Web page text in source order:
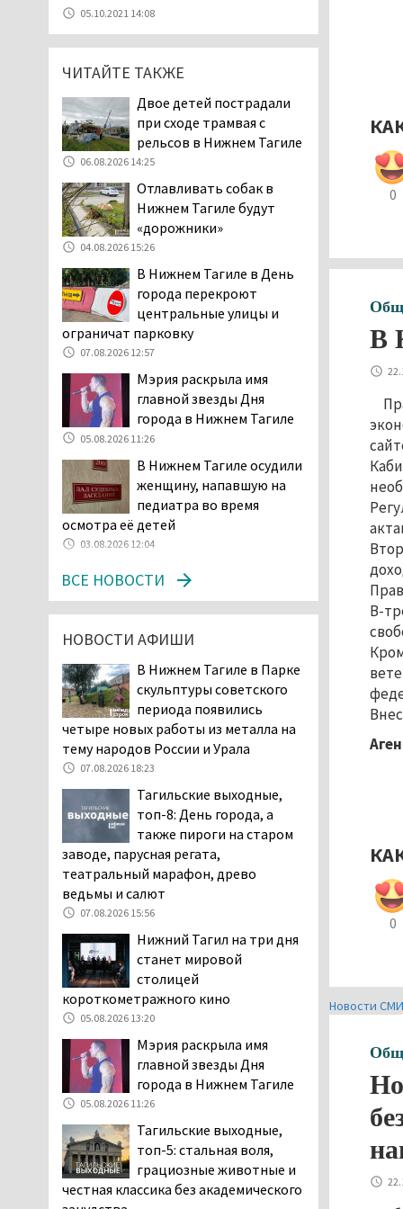
0
В
В-
0
Новости
Екатеринбург подвергся
атаке БПЛА, восемь из
них были сбиты, три
центра
07.08.2026 11:28
Тагильские спасатели
в лесу мужчине найти
дорогу домой
06.08.2026 16:28
Дзержинского района
Нижнего Тагила
возбудила административное дело в
отношении «Водоканала-НТ» из-за
отсутствия холодной воды
06.08.2026 15:42
Двое детей пострадали
при сходе трамвая с
рельсов в Нижнем Тагиле
06.08.2026 14:25
Правительство РФ
разрешило производство
и продажу бензина класса
«Евро-2», в котором содержание
серы в 10 раз выше, чем в топливе
«Евро-5». Это опасно для здоровья и
повышает износ автомобиля
больнице № 3 Нижнего
Тагила опровергли
обвинения родителей, которые
заявили, что их дочь в палате
покусала бельевая вошь
06.08.2026 13:02
В Нижнем Тагиле на три
дня запретят
электросамокаты
06.08.2026 11:41
«Я уверен, это бельевая
вошь». Родители 10-
пожаловались на кровососущих
паразитов, которые искусали их
ребёнка в детской больнице
Нижнего Тагила
05.08.2026 17:59
Директора уральского
предприятия по
производству дронов
«Упырь» подорвали в автомобиле
под Екатеринбургом
05.08.2026 17:05
Эксперты назвали
причины массового мора
05.10.2021 14:08
ЧИТАЙТЕ ТАКЖЕ
Двое детей пострадали
при сходе трамвая с
рельсов в Нижнем Тагиле
06.08.2026 14:25
Отлавливать собак в
Нижнем Тагиле будут
«дорожники»
04.08.2026 15:26
В Нижнем Тагиле в День
города перекроют
центральные улицы и
ограничат парковку
07.08.2026 12:57
Мэрия раскрыла имя
главной звезды Дня
города в Нижнем Тагиле
05.08.2026 11:26
В Нижнем Тагиле осудили
женщину, напавшую на
педиатра во время
осмотра её детей
03.08.2026 12:04
ВСЕ НОВОСТИ
НОВОСТИ АФИШИ
В Нижнем Тагиле в Парке
скульптуры советского
периода появились
четыре новых работы из металла на
тему народов России и Урала
07.08.2026 18:23
Тагильские выходные,
топ-8: День города, а
также пироги на старом
заводе, парусная регата,
театральный марафон, древо
ведьмы и салют
07.08.2026 15:56
Нижний Тагил на три дня
станет мировой
столицей
короткометражного кино
05.08.2026 13:20
Мэрия раскрыла имя
главной звезды Дня
города в Нижнем Тагиле
05.08.2026 11:26
Тагильские выходные,
топ-5: стальная воля,
грациозные животные и
честная классика без академического